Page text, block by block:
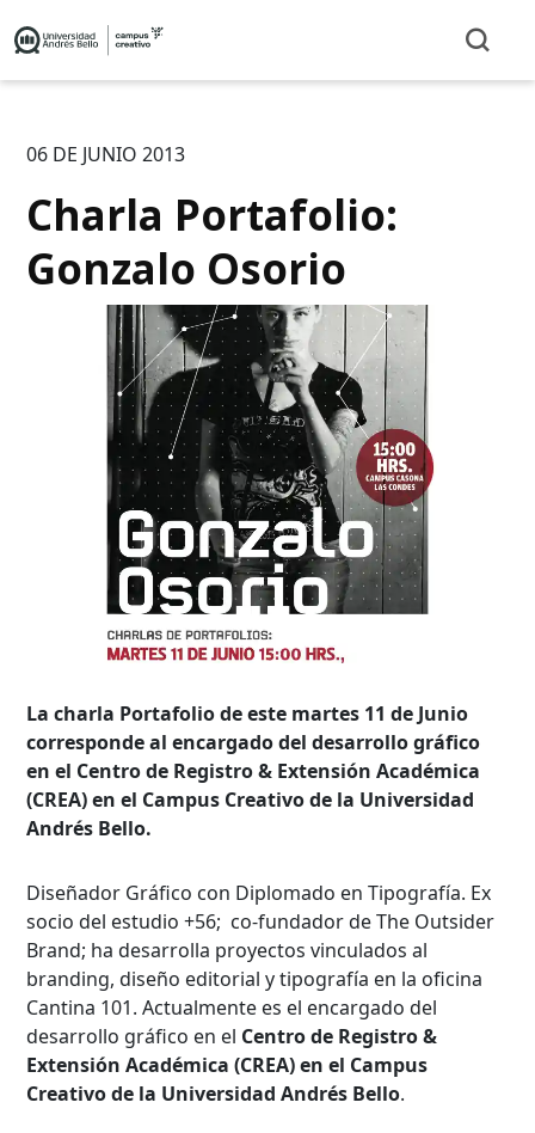
06 DE JUNIO 2013
Charla Portafolio:
Gonzalo Osorio
La charla Portafolio de este martes 11 de Junio
corresponde al encargado del desarrollo gráfico
en el Centro de Registro & Extensión Académica
(CREA) en el Campus Creativo de la Universidad
Andrés Bello.
Diseñador Gráfico con Diplomado en Tipografía. Ex
socio del estudio +56; co-fundador de The Outsider
Brand; ha desarrolla proyectos vinculados al
branding, diseño editorial y tipografía en la oficina
Cantina 101. Actualmente es el encargado del
desarrollo gráfico en el Centro de Registro &
Extensión Académica (CREA) en el Campus
Creativo de la Universidad Andrés Bello.
Búsqueda Avanzada